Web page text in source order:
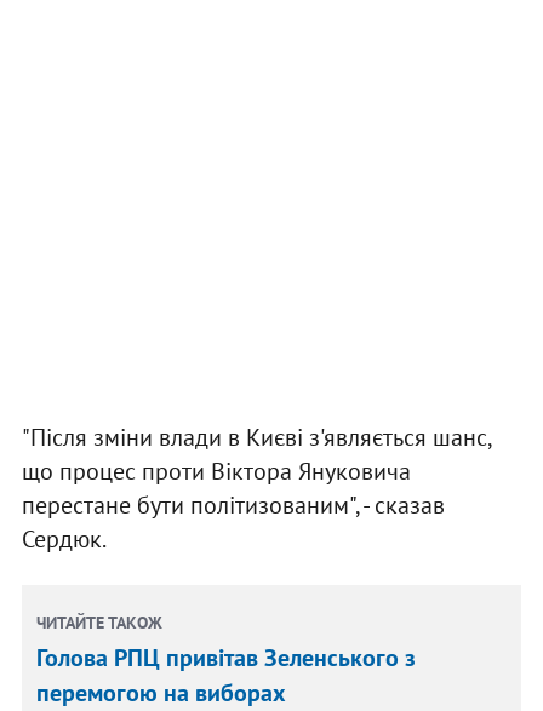
"Після зміни влади в Києві з'являється шанс,
що процес проти Віктора Януковича
перестане бути політизованим", - сказав
Сердюк.
ЧИТАЙТЕ ТАКОЖ
Голова РПЦ привітав Зеленського з
перемогою на виборах